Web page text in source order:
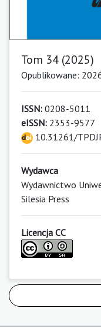
Tom 34 (2025)
Opublikowane:
ISSN: 0208-5011
eISSN: 2353-9577
10.31261/
Wydawca
Wydawnictwo
Silesia Press
Licencja CC